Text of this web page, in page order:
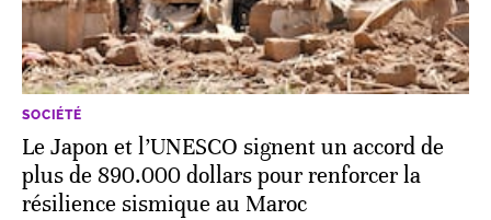
SOCIÉTÉ
Le Japon et l’UNESCO signent un accord de
plus de 890.000 dollars pour renforcer la
résilience sismique au Maroc